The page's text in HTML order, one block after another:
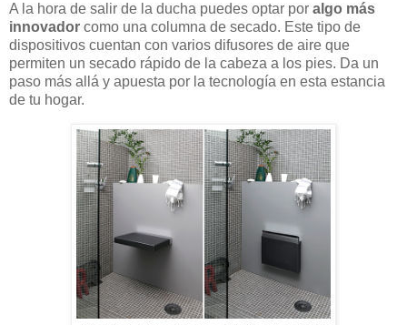
A la hora de salir de la ducha puedes optar por algo más
innovador como una columna de secado. Este tipo de
dispositivos cuentan con varios difusores de aire que
permiten un secado rápido de la cabeza a los pies. Da un
paso más allá y apuesta por la tecnología en esta estancia
de tu hogar.